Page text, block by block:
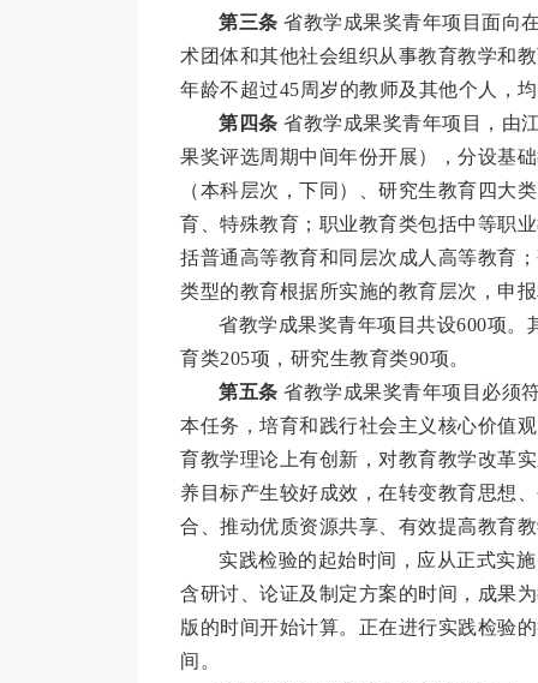
第三条 省教学成果奖青年项目面向
术团体和其他社会组织从事教育教学和
年龄不超过45周岁的教师及其他个人，
第四条 省教学成果奖青年项目，由
果奖评选周期中间年份开展），分设基
（本科层次，下同）、研究生教育四大
育、特殊教育；职业教育类包括中等职
括普通高等教育和同层次成人高等教育
类型的教育根据所实施的教育层次，申
省教学成果奖青年项目共设600项。
育类205项，研究生教育类90项。
第五条 省教学成果奖青年项目必须
本任务，培育和践行社会主义核心价值
育教学理论上有创新，对教育教学改革
养目标产生较好成效，在转变教育思想
合、推动优质资源共享、有效提高教育
实践检验的起始时间，应从正式实
含研讨、论证及制定方案的时间，成果
版的时间开始计算。正在进行实践检验
间。